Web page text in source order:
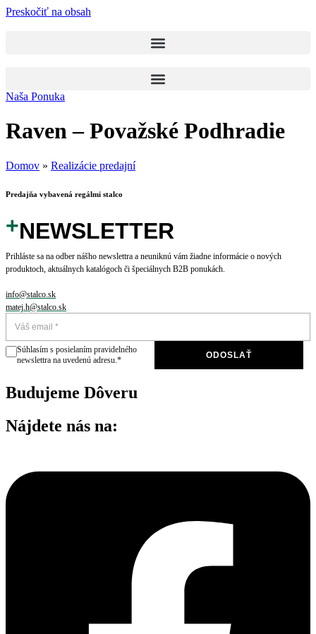
Preskočiť na obsah
Naša Ponuka
Raven – Považské Podhradie
Domov » Realizácie predajní
Predajňa vybavená regálmi stalco
+NEWSLETTER
Prihláste sa na odber nášho newslettra a neuniknú vám žiadne informácie o nových
produktoch, aktuálnych katalógoch či špeciálnych B2B ponukách.
info@stalco.sk
matej.h@stalco.sk
Súhlasím s posielaním pravidelného
newslettra na uvedenú adresu.*
ODOSLAŤ
Budujeme Dôveru
Nájdete nás na: